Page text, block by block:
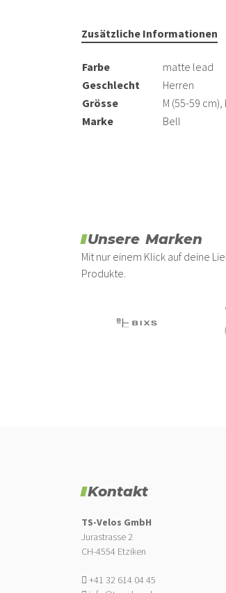
Zusätzliche Informationen
Farbe
matte lead
Geschlecht
Herren
Grösse
M (55-59 cm),
Marke
Bell
Unsere Marken
Mit nur einem Klick auf deine
Produkte.
Kontakt
TS-Velos GmbH
Jurastrasse 2
CH-4554 Etziken
+41 32 614 04 45